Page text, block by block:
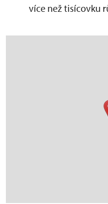
více než tisícovku